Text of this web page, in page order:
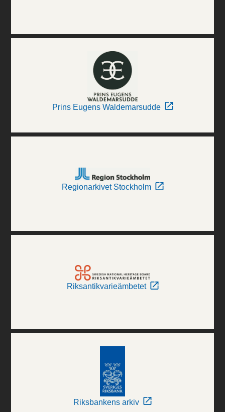
Prins Eugens Waldemarsudde
Regionarkivet Stockholm
Riksantikvarieämbetet
Riksbankens arkiv